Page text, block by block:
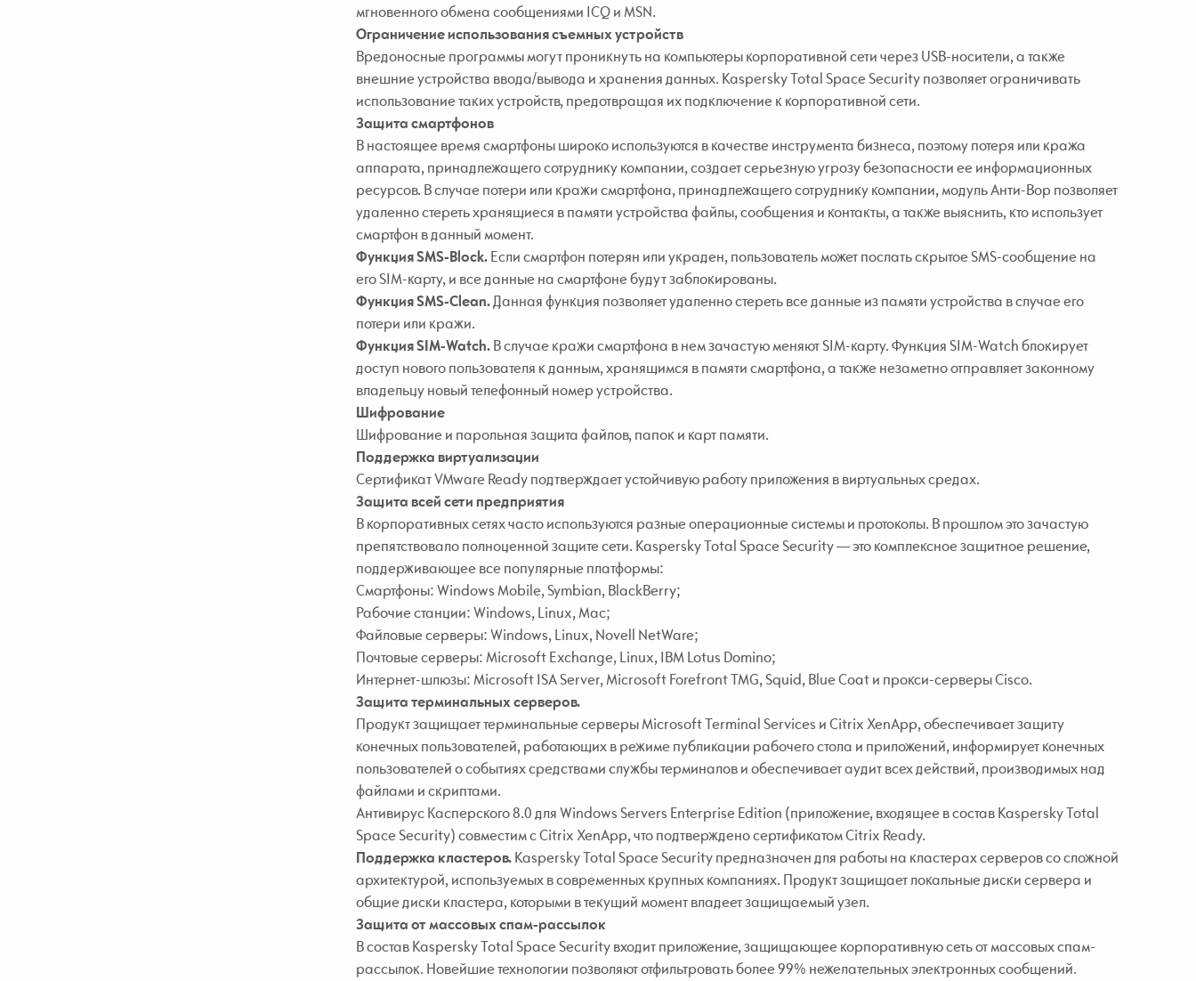
мгновенного обмена сообщениями ICQ и MSN.
Ограничение использования съемных устройств
Вредоносные программы могут проникнуть на компьютеры корпоративной сети через USB-носители, а также
внешние устройства ввода/вывода и хранения данных. Kaspersky Total Space Security позволяет ограничивать
использование таких устройств, предотвращая их подключение к корпоративной сети.
Защита смартфонов
В настоящее время смартфоны широко используются в качестве инструмента бизнеса, поэтому потеря или кража
аппарата, принадлежащего сотруднику компании, создает серьезную угрозу безопасности ее информационных
ресурсов. В случае потери или кражи смартфона, принадлежащего сотруднику компании, модуль Анти-Вор позволяет
удаленно стереть хранящиеся в памяти устройства файлы, сообщения и контакты, а также выяснить, кто использует
смартфон в данный момент.
Функция SMS-Block.Если смартфон потерян или украден, пользователь может послать скрытое SMS-сообщение на
его SIM-карту, и все данные на смартфоне будут заблокированы.
Функция SMS-Clean.Данная функция позволяет удаленно стереть все данные из памяти устройства в случае его
потери или кражи.
Функция SIM-Watch.В случае кражи смартфона в нем зачастую меняют SIM-карту. Функция SIM-Watch блокирует
доступ нового пользователя к данным, хранящимся в памяти смартфона, а также незаметно отправляет законному
владельцу новый телефонный номер устройства.
Шифрование
Шифрование и парольная защита файлов, папок и карт памяти.
Поддержка виртуализации
Сертификат VMware Ready подтверждает устойчивую работу приложения в виртуальных средах.
Защита всей сети предприятия
В корпоративных сетях часто используются разные операционные системы и протоколы. В прошлом это зачастую
препятствовало полноценной защите сети. Kaspersky Total Space Security — это комплексное защитное решение,
поддерживающее все популярные платформы:
Смартфоны: Windows Mobile, Symbian, BlackBerry;
Рабочие станции: Windows, Linux, Mac;
Файловые серверы: Windows, Linux, Novell NetWare;
Почтовые серверы: Microsoft Exchange, Linux, IBM Lotus Domino;
Интернет-шлюзы: Microsoft ISA Server, Microsoft Forefront TMG, Squid, Blue Coat и прокси-серверы Cisco.
Защита терминальных серверов.
Продукт защищает терминальные серверы Microsoft Terminal Services и Citrix XenApp, обеспечивает защиту
конечных пользователей, работающих в режиме публикации рабочего стола и приложений, информирует конечных
пользователей о событиях средствами службы терминалов и обеспечивает аудит всех действий, производимых над
файлами и скриптами.
Антивирус Касперского 8.0 для Windows Servers Enterprise Edition (приложение, входящее в состав Kaspersky Total
Space Security) совместим с Citrix XenApp, что подтверждено сертификатом Citrix Ready.
Поддержка кластеров.Kaspersky Total Space Security предназначен для работы на кластерах серверов со сложной
архитектурой, используемых в современных крупных компаниях. Продукт защищает локальные диски сервера и
общие диски кластера, которыми в текущий момент владеет защищаемый узел.
Защита от массовых спам-рассылок
В состав Kaspersky Total Space Security входит приложение, защищающее корпоративную сеть от массовых спам-
рассылок. Новейшие технологии позволяют отфильтровать более 99% нежелательных электронных сообщений.